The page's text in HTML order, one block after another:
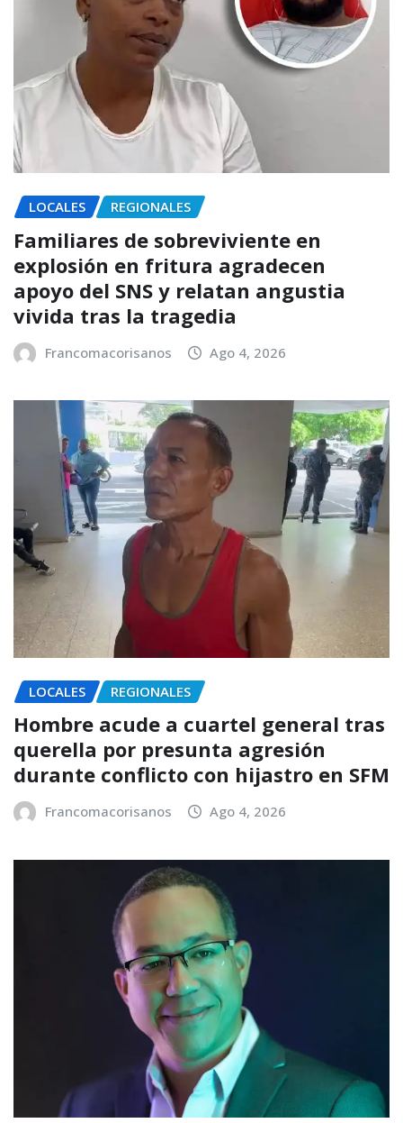
LOCALES REGIONALES
Familiares de sobreviviente en
explosión en fritura agradecen
apoyo del SNS y relatan angustia
vivida tras la tragedia
Francomacorisanos Ago 4, 2026
LOCALES REGIONALES
Hombre acude a cuartel general tras
querella por presunta agresión
durante conflicto con hijastro en SFM
Francomacorisanos Ago 4, 2026